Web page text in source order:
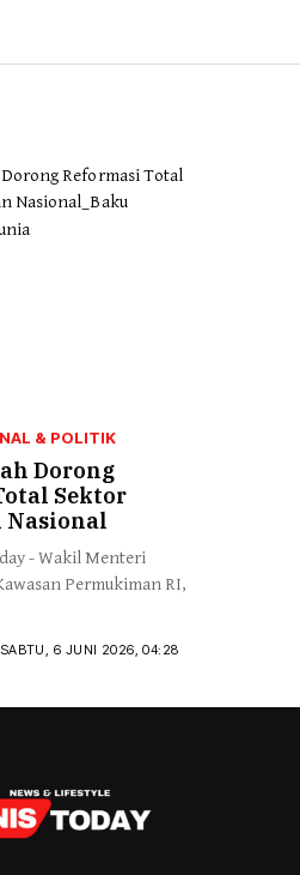
& POLITIK
Dorong
Sektor
Nasional
- Wakil Menteri
Permukiman RI,
SABTU, 6 JUNI 2026, 04:28